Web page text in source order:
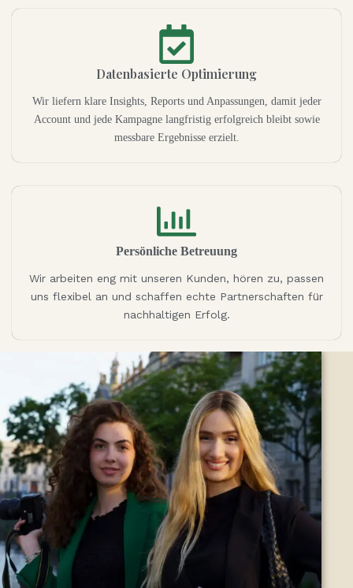
Datenbasierte Optimierung
Wir liefern klare Insights, Reports und Anpassungen, damit jeder
Account und jede Kampagne langfristig erfolgreich bleibt sowie
messbare Ergebnisse erzielt.
Persönliche Betreuung
Wir arbeiten eng mit unseren Kunden, hören zu, passen
uns flexibel an und schaffen echte Partnerschaften für
nachhaltigen Erfolg.